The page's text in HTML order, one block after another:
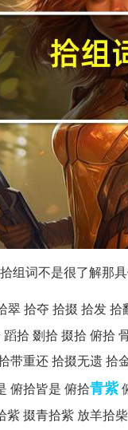
组词不是很了解那
翠 拾夺 拾掇 拾发 拾
拾 剟拾 掇拾 俯拾
带重还 拾掇无遗 拾
俯拾皆是 俯拾青紫
紫 掇青拾紫 放羊拾